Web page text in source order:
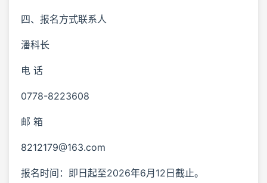
四、报名方式联系人
潘科长
电 话
0778-8223608
邮 箱
8212179@163.com
报名时间：即日起至2026年6月12日截止。